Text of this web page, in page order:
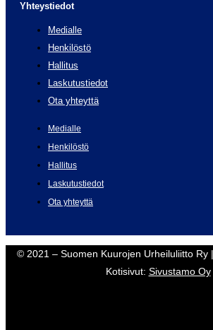
Yhteystiedot
Medialle
Henkilöstö
Hallitus
Laskutustiedot
Ota yhteyttä
Medialle
Henkilöstö
Hallitus
Laskutustiedot
Ota yhteyttä
© 2021 – Suomen Kuurojen Urheiluliitto Ry |
Kotisivut: Sivustamo Oy